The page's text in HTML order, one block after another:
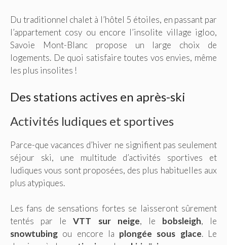
Du traditionnel chalet à l’hôtel 5 étoiles, en passant par
l’appartement cosy ou encore l’insolite village igloo,
Savoie Mont-Blanc propose un large choix de
logements. De quoi satisfaire toutes vos envies, même
les plus insolites !
Des stations actives en après-ski
Activités ludiques et sportives
Parce-que vacances d’hiver ne signifient pas seulement
séjour ski, une multitude d’activités sportives et
ludiques vous sont proposées, des plus habituelles aux
plus atypiques.
Les fans de sensations fortes se laisseront sûrement
tentés par leVTT sur neige, le bobsleigh, le
snowtubing ou encore la plongée sous glace. Le